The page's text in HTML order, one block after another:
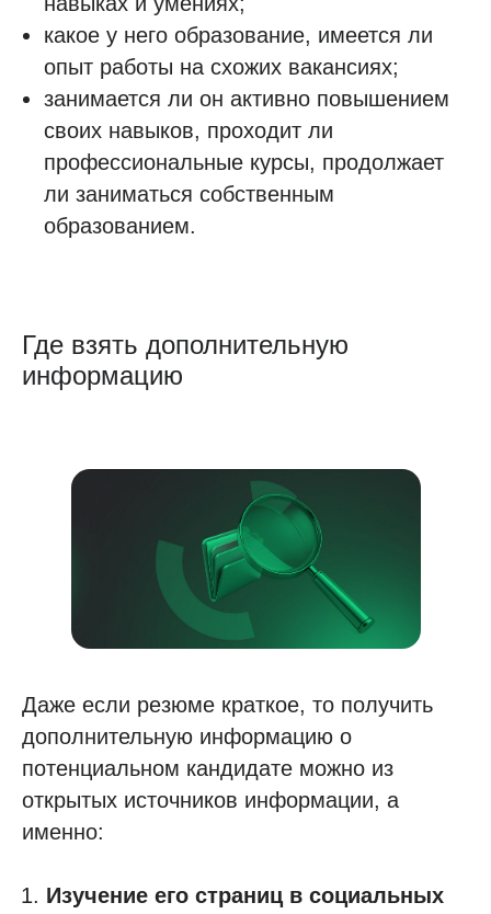
какое у него образование, имеется ли
опыт работы на схожих вакансиях;
занимается ли он активно повышением
своих навыков, проходит ли
профессиональные курсы, продолжает
ли заниматься собственным
образованием.
Где взять дополнительную
информацию
Даже если резюме краткое, то получить
дополнительную информацию о
потенциальном кандидате можно из
открытых источников информации, а
именно:
Изучение его страниц в социальных